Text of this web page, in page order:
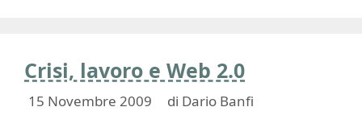
Crisi, lavoro e Web 2.0
15 Novembre 2009 di Dario Banfi